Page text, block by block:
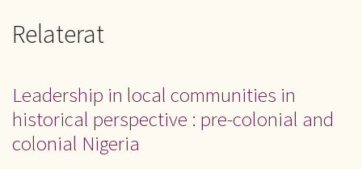
Relaterat
Leadership in local communities in
historical perspective : pre-colonial and
colonial Nigeria